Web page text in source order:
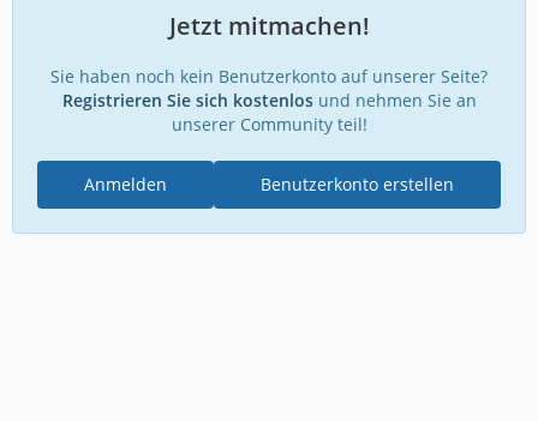
Jetzt mitmachen!
Sie haben noch kein Benutzerkonto auf unserer Seite?
Registrieren Sie sich kostenlosund nehmen Sie an
unserer Community teil!
Benutzerkonto erstellen
Anmelden